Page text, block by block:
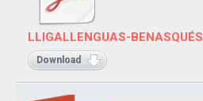
Cuentos
Trabalenguas
LLIGALLENGUAS-BENASQUÉS
Download